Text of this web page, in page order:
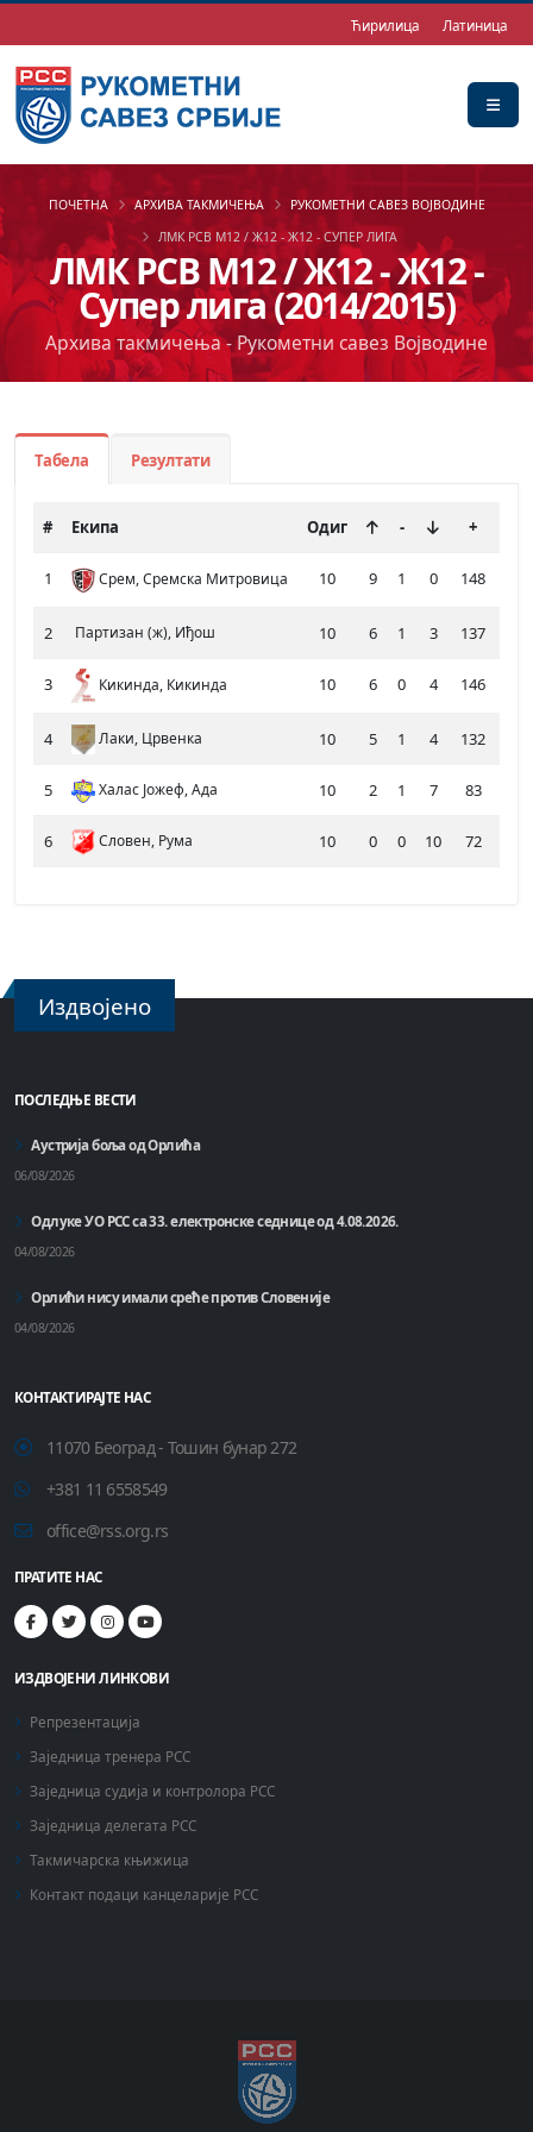
Ћирилица Латиница
ЛМК РСВ М12 / Ж12 - Ж12 -
Супер лига (2014/2015)
Архива такмичења - Рукометни савез Војводине
ПОЧЕТНА АРХИВА ТАКМИЧЕЊА
РУКОМЕТНИ САВЕЗ ВОЈВОДИНЕ
ЛМК РСВ М12 / Ж12 - Ж12 - СУПЕР ЛИГА
Табела Резултати
# Екипа Одиг - +
1 Срем, Сремска Митровица 10 9 1 0 148
2 Партизан (ж), Иђош 10 6 1 3 137
3 Кикинда, Кикинда 10 6 0 4 146
4 Лаки, Црвенка 10 5 1 4 132
5 Халас Јожеф, Ада 10 2 1 7 83
6 Словен, Рума 10 0 0 10 72
Издвојено
ПОСЛЕДЊЕ ВЕСТИ
Аустрија боља од Орлића
06/08/2026
Одлуке УО РСС са 33. електронске седнице од 4.08.2026.
04/08/2026
Орлићи нису имали среће против Словеније
04/08/2026
КОНТАКТИРАЈТЕ НАС
11070 Београд - Тошин бунар 272
+381 11 6558549
office@rss.org.rs
ПРАТИТЕ НАС
ИЗДВОЈЕНИ ЛИНКОВИ
Репрезентација
Заједница тренера РСС
Заједница судија и контролора РСС
Заједница делегата РСС
Такмичарска књижица
Контакт подаци канцеларије РСС